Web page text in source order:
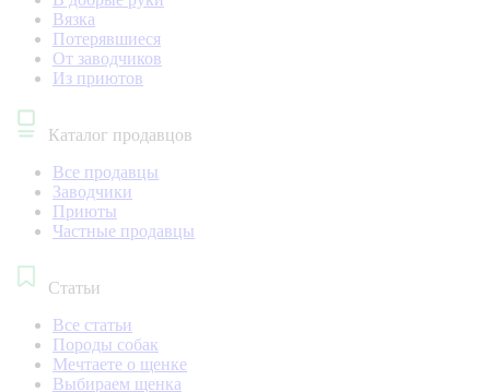
Вязка
Потерявшиеся
От заводчиков
Из приютов
Каталог продавцов
Все продавцы
Заводчики
Приюты
Частные продавцы
Статьи
Все статьи
Породы собак
Мечтаете о щенке
Выбираем щенка